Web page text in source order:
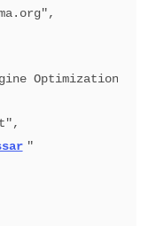
,
Optimization
,
"